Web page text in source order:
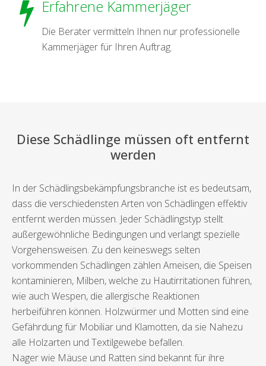
Erfahrene Kammerjäger
Die Berater vermitteln Ihnen nur professionelle
Kammerjäger für Ihren Auftrag.
Diese Schädlinge müssen oft entfernt
werden
In der Schädlingsbekämpfungsbranche ist es bedeutsam,
dass die verschiedensten Arten von Schädlingen effektiv
entfernt werden müssen. Jeder Schädlingstyp stellt
außergewöhnliche Bedingungen und verlangt spezielle
Vorgehensweisen. Zu den keineswegs selten
vorkommenden Schädlingen zählen Ameisen, die Speisen
kontaminieren, Milben, welche zu Hautirritationen führen,
wie auch Wespen, die allergische Reaktionen
herbeiführen können. Holzwürmer und Motten sind eine
Gefährdung für Mobiliar und Klamotten, da sie Nahezu
alle Holzarten und Textilgewebe befallen.
Nager wie Mäuse und Ratten sind bekannt für ihre